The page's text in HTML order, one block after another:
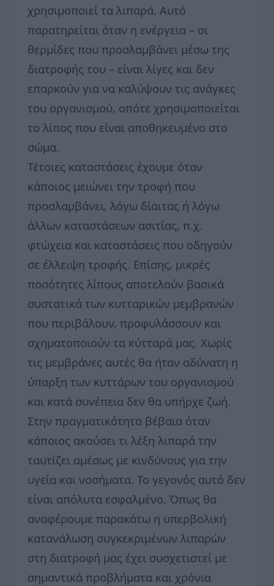
χρησιμοποιεί τα λιπαρά. Αυτό
παρατηρείται όταν η ενέργεια – οι
θερμίδες που προσλαμβάνει μέσω της
διατροφής του – είναι λίγες και δεν
επαρκούν για να καλύψουν τις ανάγκες
του οργανισμού, οπότε χρησιμοποιείται
το λίπος που είναι αποθηκευμένο στο
σώμα.
Τέτοιες καταστάσεις έχουμε όταν
κάποιος μειώνει την τροφή που
προσλαμβάνει, λόγω δίαιτας ή λόγω
άλλων καταστάσεων ασιτίας, π.χ.
φτώχεια και καταστάσεις που οδηγούν
σε έλλειψη τροφής. Επίσης, μικρές
ποσότητες λίπους αποτελούν βασικά
συστατικά των κυτταρικών μεμβρανών
που περιβάλουν, προφυλάσσουν και
σχηματοποιούν τα κύτταρά μας. Χωρίς
τις μεμβράνες αυτές θα ήταν αδύνατη η
ύπαρξη των κυττάρων του οργανισμού
και κατά συνέπεια δεν θα υπήρχε ζωή.
Στην πραγματικότητα βέβαια όταν
κάποιος ακούσει τι λέξη λιπαρά την
ταυτίζει αμέσως με κινδύνους για την
υγεία και νοσήματα. Το γεγονός αυτό δεν
είναι απόλυτα εσφαλμένο. Όπως θα
αναφέρουμε παρακάτω η υπερβολική
κατανάλωση συγκεκριμένων λιπαρών
στη διατροφή μας έχει συσχετιστεί με
σημαντικά προβλήματα και χρόνια